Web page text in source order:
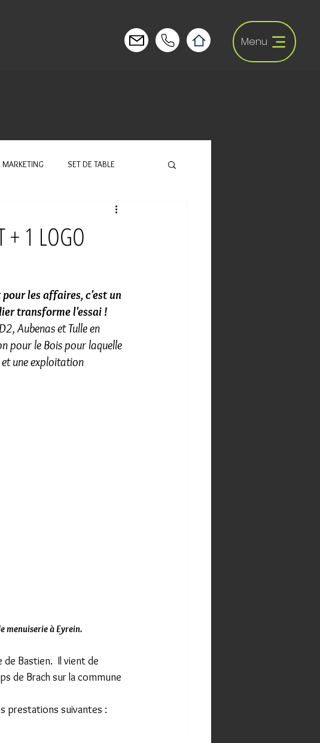
Menu
SET DE TABLE
+ 1 LOGO
les affaires, c'est un
transforme l'essai !
Aubenas et Tulle en
pour le Bois pour laquelle
une exploitation
menuiserie à Eyrein.
Bastien.  Il vient de
de Brach sur la commune
prestations suivantes :